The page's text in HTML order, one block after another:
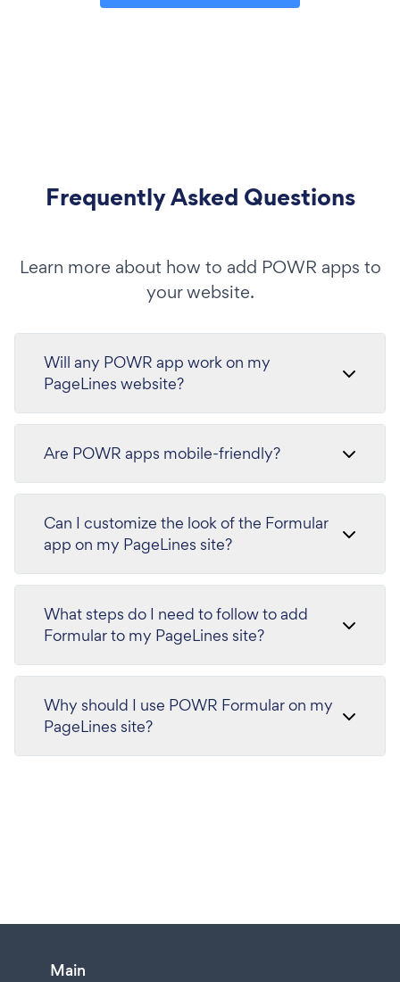
Frequently Asked Questions
Learn more about how to add POWR apps to
your website.
Will any POWR app work on my
PageLines website?
Are POWR apps mobile-friendly?
Can I customize the look of the Formular
app on my PageLines site?
What steps do I need to follow to add
Formular to my PageLines site?
Why should I use POWR Formular on my
PageLines site?
Main